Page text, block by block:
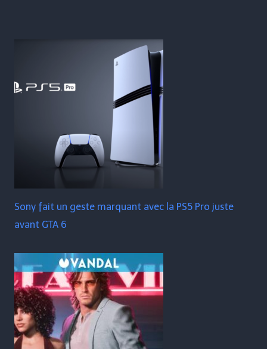
Sony fait un geste marquant avec la PS5 Pro juste
avant GTA 6